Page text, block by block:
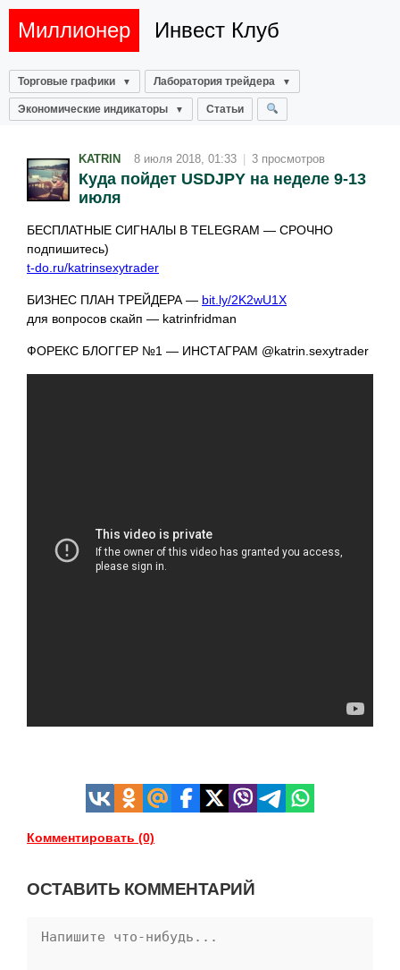
Миллионер Инвест Клуб
Торговые графики Лаборатория трейдера
Экономические индикаторы Статьи
KATRIN 8 июля 2018, 01:33 3 просмотров
Куда пойдет USDJPY на неделе 9-13
июля
БЕСПЛАТНЫЕ СИГНАЛЫ В TELEGRAM — СРОЧНО
подпишитесь)
t-do.ru/katrinsexytrader
БИЗНЕС ПЛАН ТРЕЙДЕРА — bit.ly/2K2wU1X
для вопросов скайп — katrinfridman
ФОРЕКС БЛОГГЕР №1 — ИНСТАГРАМ @katrin.sexytrader
Комментировать (0)
ОСТАВИТЬ КОММЕНТАРИЙ